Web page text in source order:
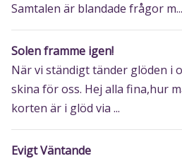
Samtalen är blandade frågor m...
Solen framme igen!
När vi ständigt tänder glöden i
skina för oss. Hej alla fina,hur
korten är i glöd via ...
Evigt Väntande